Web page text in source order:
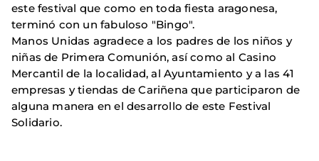
este festival que como en toda fiesta aragonesa,
terminó con un fabuloso "Bingo".
Manos Unidas agradece a los padres de los niños y
niñas de Primera Comunión, así como al Casino
Mercantil de la localidad, al Ayuntamiento y a las 41
empresas y tiendas de Cariñena que participaron de
alguna manera en el desarrollo de este Festival
Solidario.